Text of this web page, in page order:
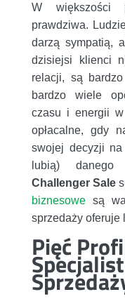
W większości
prawdziwa.
darzą sympatią,
dzisiejsi klienci
relacji, są
bardzo wiele
czasu i energii
opłacalne, gdy
swojej decyzji
lubią) danego
Challenger Sale
biznesowe są
sprzedaży oferuje
Pięć